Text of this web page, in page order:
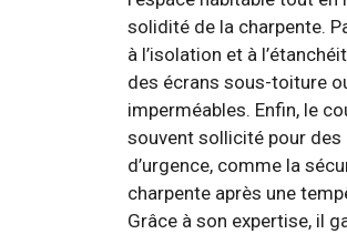
solidité de la charpente.
à l’isolation et à
des écrans sous-toiture
imperméables. Enfin, le
souvent sollicité pour des
d’urgence, comme la
charpente après une
Grâce à son expertise, il